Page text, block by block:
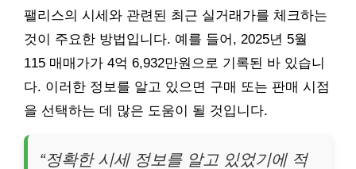
팰리스의 시세와 관련된 최근 실거래가를 체크하는
것이 주요한 방법입니다. 예를 들어, 2025년 5월
115 매매가가 4억 6,932만원으로 기록된 바 있습니
다. 이러한 정보를 알고 있으면 구매 또는 판매 시점
을 선택하는 데 많은 도움이 될 것입니다.
“정확한 시세 정보를 알고 있었기에 적